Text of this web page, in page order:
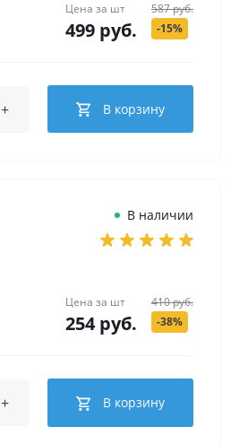
Цена за шт
499 руб.
587 руб.
-15%
+ В корзину
В наличии
Цена за шт
254 руб.
410 руб.
-38%
+ В корзину